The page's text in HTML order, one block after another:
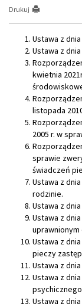
Drukuj
Ustawa z
Ustawa z
kwietnia
listopada
2005 r. w
sprawie
świadczeń
Ustawa z
rodzinie.
Ustawa z
Ustawa z
uprawnionym
Ustawa z
pieczy
Ustawa z
Ustawa z
Ustawa z